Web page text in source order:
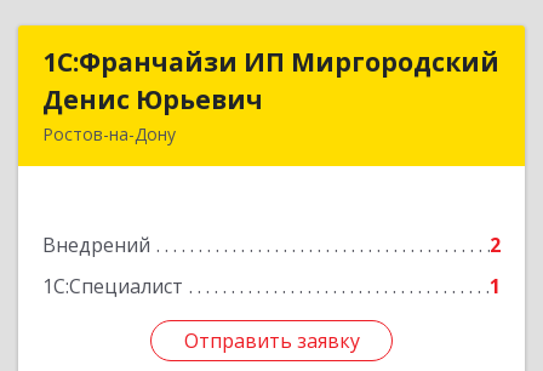
1С:Франчайзи ИП Миргородский
Денис Юрьевич
Ростов-на-Дону
Внедрений
2
1С:Специалист
1
Отправить заявку
1С:Франчайзи ИП Миргородский
Подробнее
Отправить заявку